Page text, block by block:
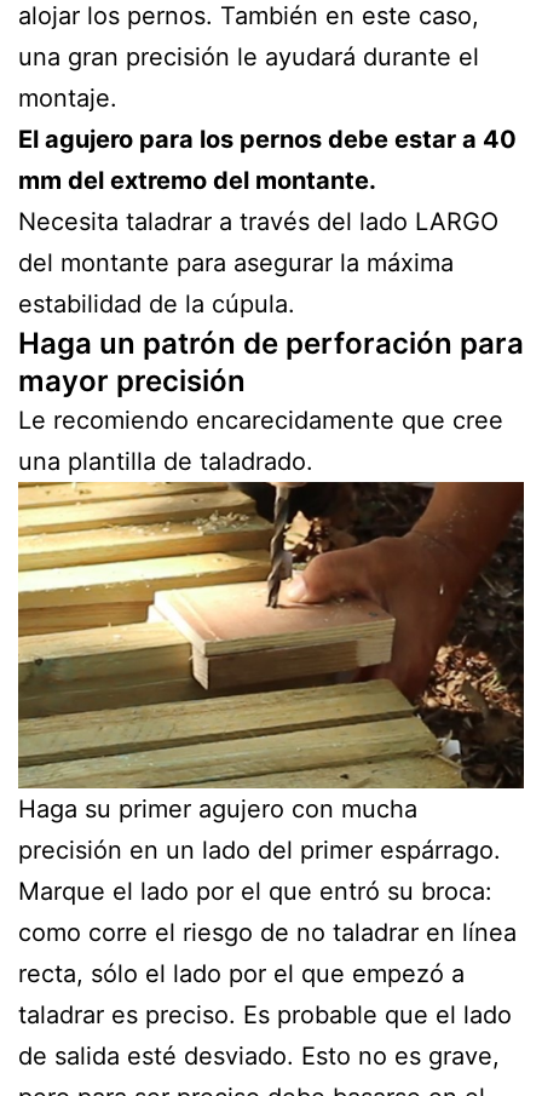
alojar los pernos. También en este caso,
una gran precisión le ayudará durante el
montaje.
El agujero para los pernos debe estar a 40
mm del extremo del montante.
Necesita taladrar a través del lado LARGO
del montante para asegurar la máxima
estabilidad de la cúpula.
Haga un patrón de perforación para
mayor precisión
Le recomiendo encarecidamente que cree
una plantilla de taladrado.
Haga su primer agujero con mucha
precisión en un lado del primer espárrago.
Marque el lado por el que entró su broca:
como corre el riesgo de no taladrar en línea
recta, sólo el lado por el que empezó a
taladrar es preciso. Es probable que el lado
de salida esté desviado. Esto no es grave,